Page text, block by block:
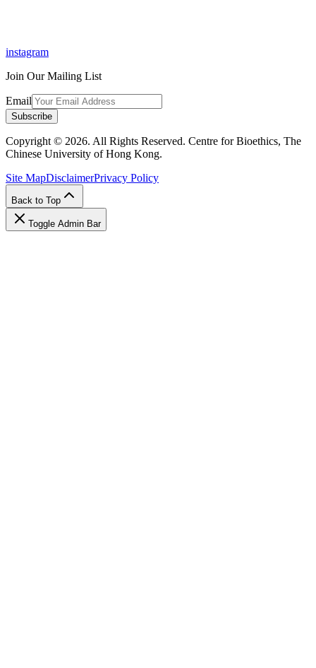
instagram
Join Our Mailing List
Email
Subscribe
Copyright © 2026. All Rights Reserved. Centre for Bioethics, The
Chinese University of Hong Kong.
Site MapDisclaimerPrivacy Policy
Back to Top
Toggle Admin Bar